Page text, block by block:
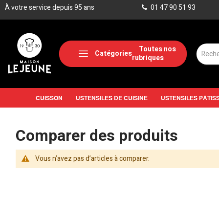
À votre service depuis 95 ans 01 47 90 51 93
Catégories
CUISSON USTENSILES DE CUISINE USTENSILES
Comparer des produits
Vous n’avez pas d’articles à comparer.